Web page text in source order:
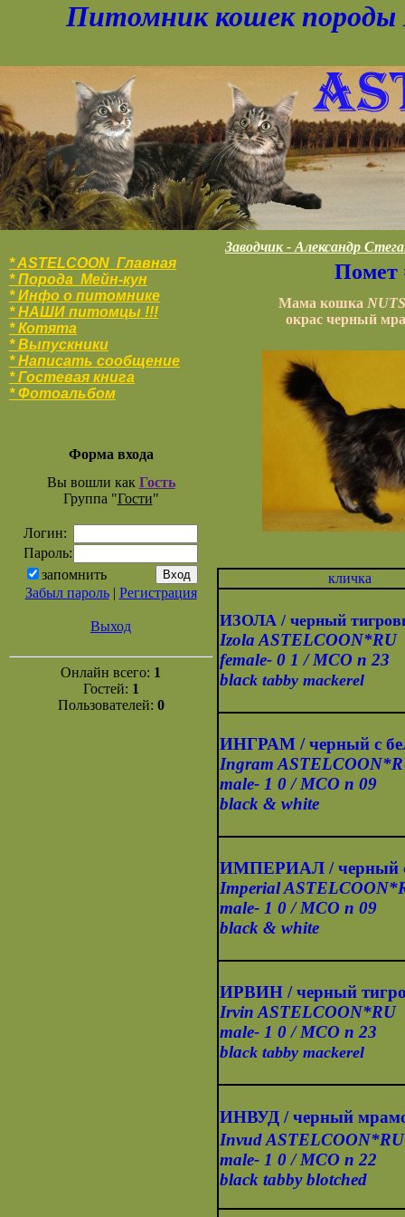
Питомник кошек породы
Заводчик - Александр
* ASTELCOON Главная
* Порода Мейн-кун
* Инфо о питомнике
* НАШИ питомцы !!!
* Котята
* Выпускники
* Написать сообщение
* Гостевая книга
* Фотоальбом
Форма входа
Вы вошли как Гость
Группа "Гости"
Логин:
Пароль:
запомнить
Забыл пароль| Регистрация
Выход
Онлайн всего: 1
Гостей: 1
Пользователей: 0
Помет
Мама кошка
окрас черный
кличка
ИЗОЛА / черный
Izola ASTELCOON*RU
female- 0 1 / MCO n 23
black tabby mackerel
ИНГРАМ / черный с
Ingram
male- 1 0 / MCO n 09
black & white
ИМПЕРИАЛ / черный
Imperial
male- 1 0 / MCO n 09
black & white
ИРВИН / черный
Irvin ASTELCOON*RU
male- 1 0 / MCO n 23
black tabby mackerel
ИНВУД / черный
Invud ASTELCOON*RU
male- 1 0 / MCO n 22
black tabby blotched